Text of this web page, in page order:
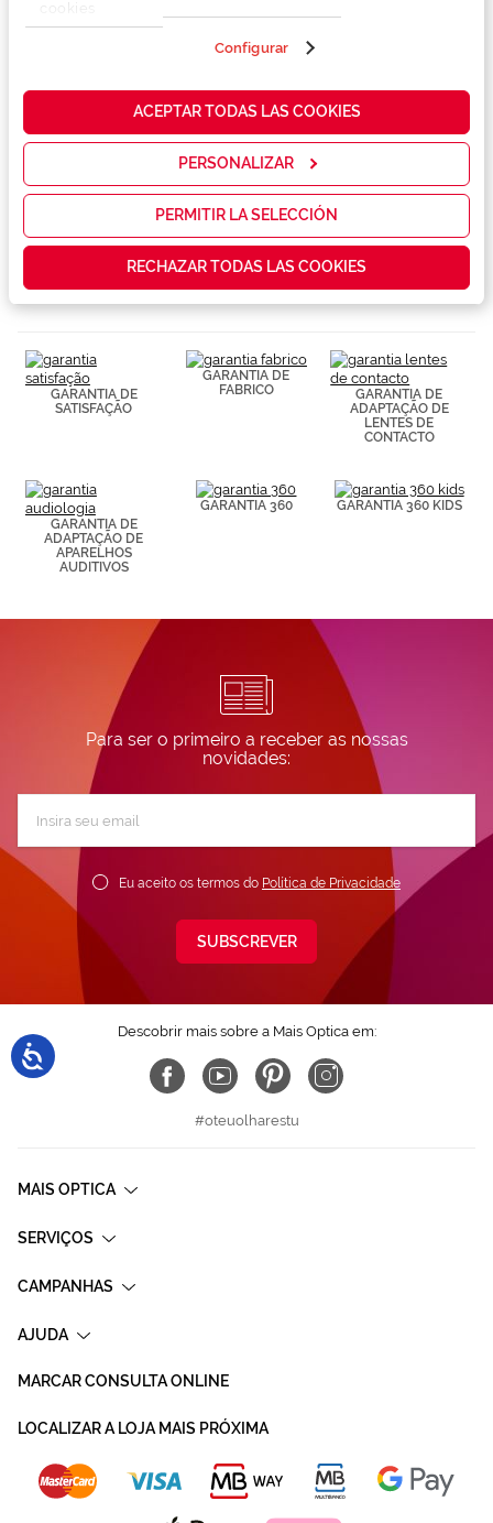
propias y de
cómo mejorar
servicios y
las
que realmente
contenidos
personalizados
elaborado a
partir de tus
hábitos de
navegación
Puedes
consultar más
información en
nuestra
Política de
Configurar
ACEPTAR TODAS LAS COOKIES
PERSONALIZAR
PERMITIR LA SELECCIÓN
RECHAZAR TODAS LAS COOKIES
Conselhos
Serviços exclusivos
GARANTIA DE
SATISFAÇÃO
GARANTIA DE
FABRICO
GARANTIA DE
ADAPTAÇÃO DE
LENTES DE
CONTACTO
GARANTIA DE
ADAPTAÇÃO DE
APARELHOS
AUDITIVOS
GARANTIA 360 GARANTIA 360 KIDS
Para ser o primeiro a receber as nossas
novidades:
Newsletter:
Eu aceito os termos do Política de Privacidade
SUBSCREVER
Descobrir mais sobre a Mais Optica em:
#oteuolharestu
MAIS OPTICA
SERVIÇOS
CAMPANHAS
AJUDA
MARCAR CONSULTA ONLINE
LOCALIZAR A LOJA MAIS PRÓXIMA